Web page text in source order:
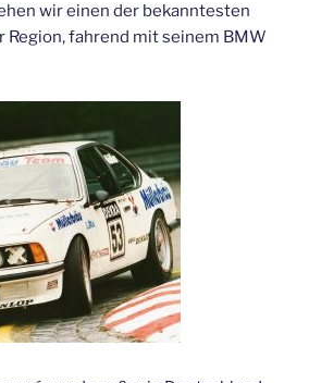
wir einen der bekanntesten
Region, fahrend mit seinem BMW